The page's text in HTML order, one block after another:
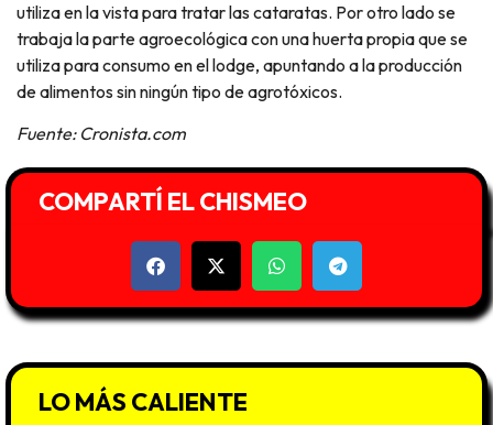
utiliza en la vista para tratar las cataratas. Por otro lado se
trabaja la parte agroecológica con una huerta propia que se
utiliza para consumo en el lodge, apuntando a la producción
de alimentos sin ningún tipo de agrotóxicos.
Fuente: Cronista.com
COMPARTÍ EL CHISMEO
LO MÁS CALIENTE